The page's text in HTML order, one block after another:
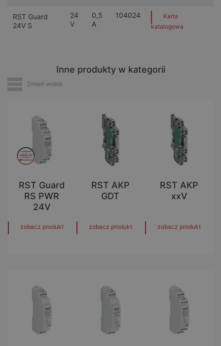
RST Guard
24V S
24
V
0,5
A
104024
Karta
katalogowa
Inne produkty w kategorii
Zmień widok
RST Guard
RS PWR
24V
zobacz produkt
RST AKP
GDT
zobacz produkt
RST AKP
xxV
zobacz produkt